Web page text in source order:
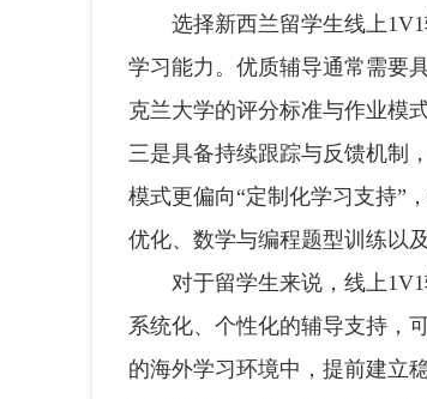
选择新西兰留学生线上1V1
学习能力。优质辅导通常需要
克兰大学的评分标准与作业模
三是具备持续跟踪与反馈机制
模式更偏向“定制化学习支持”
优化、数学与编程题型训练以
对于留学生来说，线上1V1
系统化、个性化的辅导支持，
的海外学习环境中，提前建立